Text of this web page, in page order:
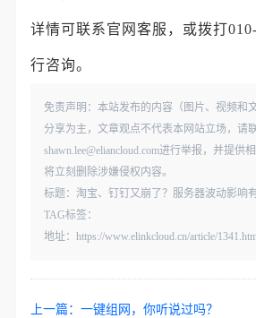
详情可联系官网客服，或拨打
行咨询。
免责声明：本站发布的内容（图片、视频和
分享为主，文章观点不代表本网站立场，请
shawn.lee@eliancloud.com进行举报，并提供
将立刻删除涉嫌侵权内容。
标题：淘宝、钉钉又崩了？服务器波动影响
TAG标签：
地址：https://www.elinkcloud.cn/article/
上一篇：一键组网，你听说过吗？